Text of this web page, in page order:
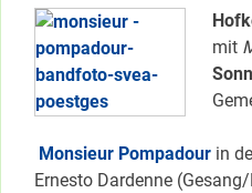
mit
Monsieur Pompadour in
Ernesto Dardenne